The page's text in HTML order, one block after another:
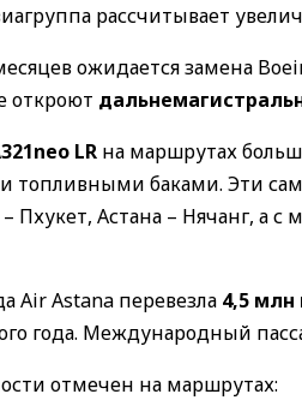
рассчитывает
ожидается замена
откроют
LR на маршрутах
баками. Эти
Пхукет, Астана – Нячанг, а с
Air Astana перевезла 4,5 млн
года. Международный
отмечен на маршрутах: